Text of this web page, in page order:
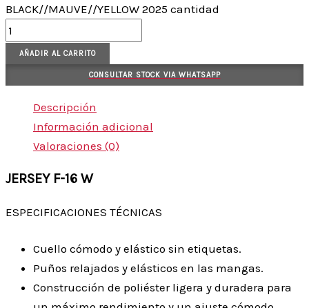
BLACK//MAUVE//YELLOW 2025 cantidad
AÑADIR AL CARRITO
CONSULTAR STOCK VIA WHATSAPP
Descripción
Información adicional
Valoraciones (0)
JERSEY F-16 W
ESPECIFICACIONES TÉCNICAS
Cuello cómodo y elástico sin etiquetas.
Puños relajados y elásticos en las mangas.
Construcción de poliéster ligera y duradera para